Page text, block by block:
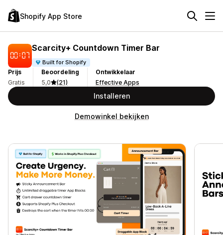
Shopify App Store
Scarcity+ Countdown Timer Bar
Built for Shopify
Prijs
Gratis
Beoordeling
5,0
(21)
Ontwikkelaar
Effective Apps
Installeren
Demowinkel bekijken